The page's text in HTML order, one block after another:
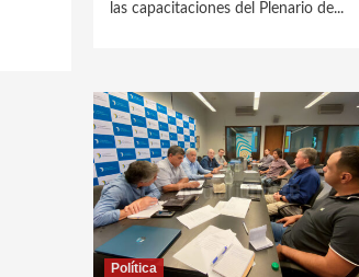
las capacitaciones del Plenario de...
Política